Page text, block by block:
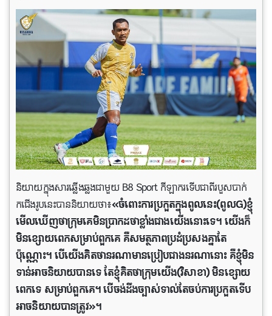
និយាយក្នុងសារ​ឆ្លើងឆ្លងជាមួយ B8 Sport កីឡាករទើប​ជាពី​របួសបាក់
កជើងរូបនេះបាននិយាយថា៖«ចំពោះការ​ប្រកួតក្នុងពូលនេះ(ពូល​G)ខ្ញុំ
មើល​ឃើញថា​ក្រុមគេមិន​ប្រាកដ​ថា​ខ្លាំងជាង​យើង​នោះ​ទេ។ យើង​ក៏​
មិន​ខ្សោយពេក​សម្រាប់​ពួក​គេ គឺសមត្ថភាពប្រដំប្រសងគ្នាតែ
ប៉ុណ្ណោះ​។ បើ​យើងគិត​ថា​នរណាមាន​ប្រៀបជាងនរណានោះ គឺខ្ញុំមិន
ទាន់​អាច​និយាយបាន​ទេ តែ​ខ្ញុំគិតថា​ក្រុមយើង(វិសាខា) មិន​ខ្សោយ​
ពេក​ទេ សម្រាប់​ពួក​គេ។ បើចង់​ដឹង​ច្បាស់​ទាល់តែចប់ការ​ប្រកួតទើប​
អាច​និយាយបាន​ត្រូវ»។